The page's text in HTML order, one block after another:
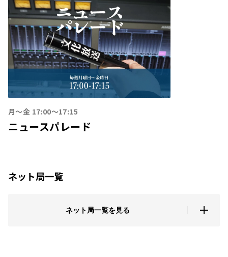
月〜金 17:00〜17:15
ニュースパレード
ネット局一覧
ネット局一覧を見る